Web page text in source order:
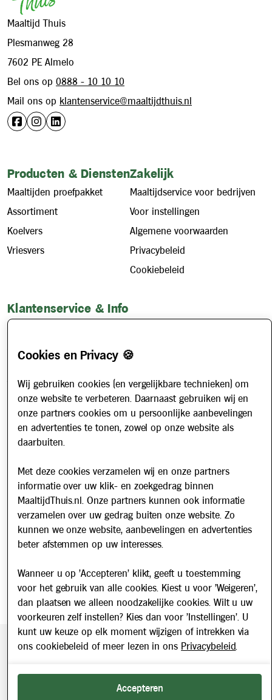
Maaltijd Thuis
Plesmanweg 28
7602 PE Almelo
Bel ons op 0888 - 10 10 10
Mail ons op klantenservice@maaltijdthuis.nl
Producten & Diensten
Maaltijden proefpakket
Assortiment
Koelvers
Vriesvers
Zakelijk
Maaltijdservice voor bedrijven
Voor instellingen
Algemene voorwaarden
Privacybeleid
Cookiebeleid
Klantenservice & Info
Veelgestelde vragen
Werken bij
Nieuws
Nieuwsbrief
Schrijf u in voor onze nieuwsbrief en blijf op de hoogte van
updates over Maaltijd Thuis!
E-mailadres
Beveiligde betaling middels SEPA incasso. Getoonde prijzen
2026 © Maaltijd Thuis. Alle rechten voorbehouden.
Cookies en Privacy 🍪
Wij gebruiken cookies (en vergelijkbare technieken) om
onze website te verbeteren. Daarnaast gebruiken wij en
onze partners cookies om u persoonlijke aanbevelingen
en advertenties te tonen, zowel op onze website als
daarbuiten.
Met deze cookies verzamelen wij en onze partners
informatie over uw klik- en zoekgedrag binnen
MaaltijdThuis.nl. Onze partners kunnen ook informatie
verzamelen over uw gedrag buiten onze website. Zo
kunnen we onze website, aanbevelingen en advertenties
beter afstemmen op uw interesses.
Wanneer u op 'Accepteren' klikt, geeft u toestemming
voor het gebruik van alle cookies. Kiest u voor 'Weigeren',
dan plaatsen we alleen noodzakelijke cookies. Wilt u uw
voorkeuren zelf instellen? Kies dan voor 'Instellingen'. U
kunt uw keuze op elk moment wijzigen of intrekken via
ons cookiebeleid of meer lezen in ons Privacybeleid.
Accepteren